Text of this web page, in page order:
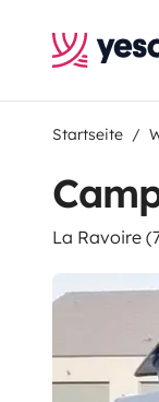
Startseite
La Ravoire